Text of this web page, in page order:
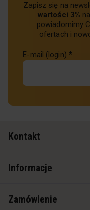
Zapisz się na
wartości 3%
powiadomimy
ofertach i
E-mail (login) *
Kontakt
Informacje
Zamówienie